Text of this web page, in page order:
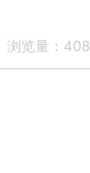
浏览量： 408